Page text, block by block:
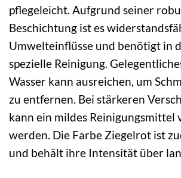
pflegeleicht. Aufgrund seiner
Beschichtung ist es
Umwelteinflüsse und benötigt in
spezielle Reinigung.
Wasser kann ausreichen, um
zu entfernen. Bei stärkeren
kann ein mildes Reinigungsmittel
werden. Die Farbe Ziegelrot ist
und behält ihre Intensität über